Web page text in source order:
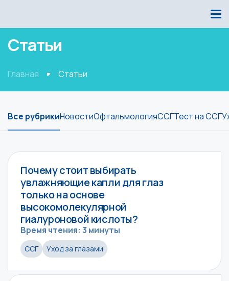
Статьи
Главная Статьи
Все рубрикиНовостиОфтальмологияССГТест на ССГ
Почему стоит выбирать
увлажняющие капли для глаз
только на основе
высокомолекулярной
гиалуроновой кислоты?
Время чтения: 3 минуты
ССГ Уход за глазами